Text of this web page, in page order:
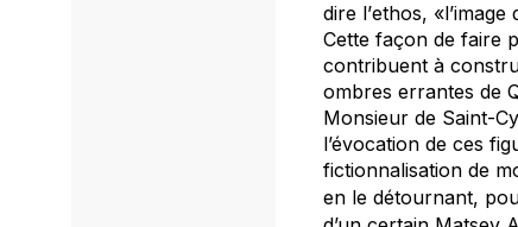
dire l’ethos,
Cette façon de faire
contribuent à
ombres errantes de
Monsieur de Saint-
l’évocation de ces
fictionnalisation de
en le détournant,